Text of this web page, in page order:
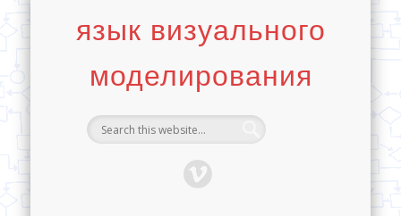
язык визуального
моделирования